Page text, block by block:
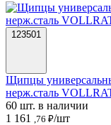
123501
Щипцы
нерж.сталь
60 шт. в наличии
1 161
,76 ₽/шт